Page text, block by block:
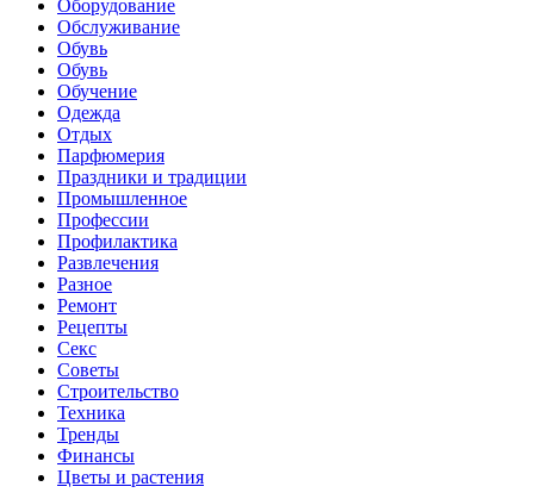
Оборудование
Обслуживание
Обувь
Обувь
Обучение
Одежда
Отдых
Парфюмерия
Праздники и традиции
Промышленное
Профессии
Профилактика
Развлечения
Разное
Ремонт
Рецепты
Секс
Советы
Строительство
Техника
Тренды
Финансы
Цветы и растения